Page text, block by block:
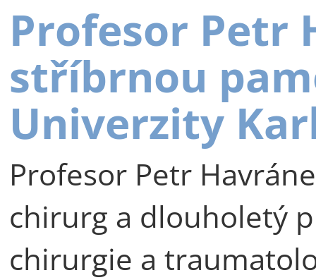
Profesor Petr
stříbrnou
Univerzity
Profesor Petr
chirurg a dlouholetý
chirurgie a